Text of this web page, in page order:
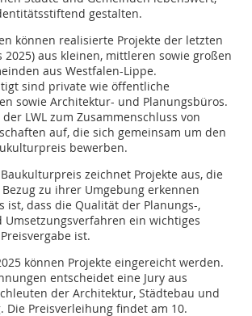
gestalten.
können realisierte Projekte der letzten
2025) aus kleinen, mittleren sowie großen
aus Westfalen-Lippe.
sind private wie öffentliche
sowie Architektur- und Planungsbüros.
LWL zum Zusammenschluss von
auf, die sich gemeinsam um den
bewerben.
zeichnet Projekte aus, die
zu ihrer Umgebung erkennen
ist, dass die Qualität der Planungs-,
Umsetzungsverfahren ein wichtiges
ist.
können Projekte eingereicht werden.
entscheidet eine Jury aus
der Architektur, Städtebau und
Die Preisverleihung findet am 10.